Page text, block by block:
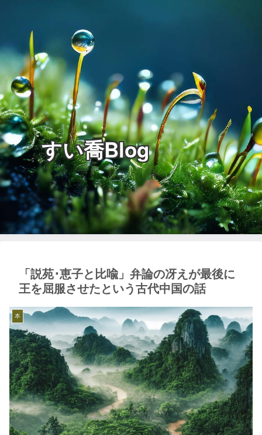
すい喬Blog
「説苑･恵子と比喩」弁論の冴えが最後に
王を屈服させたという古代中国の話
本